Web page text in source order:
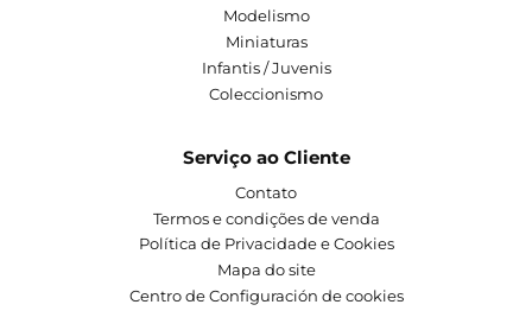
Modelismo
Miniaturas
Infantis / Juvenis
Coleccionismo
Serviço ao Cliente
Contato
Termos e condições de venda
Política de Privacidade e Cookies
Mapa do site
Centro de Configuración de cookies